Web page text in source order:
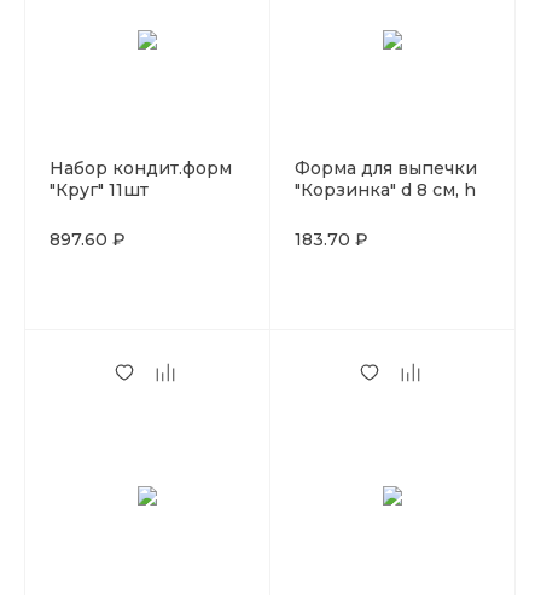
Набор кондит.форм
"Круг" 11шт
H=30mm "JQ"
897.60 ₽
Форма для выпечки
"Корзинка" d 8 см, h
тефлоновым
183.70 ₽